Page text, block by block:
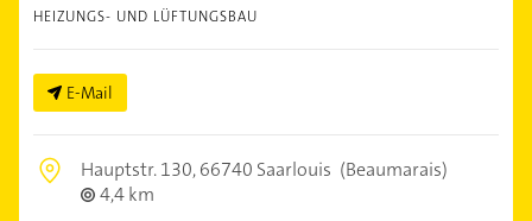
HEIZUNGS- UND LÜFTUNGSBAU
E-Mail
Hauptstr. 130,66740 Saarlouis (Beaumarais)
4,4 km